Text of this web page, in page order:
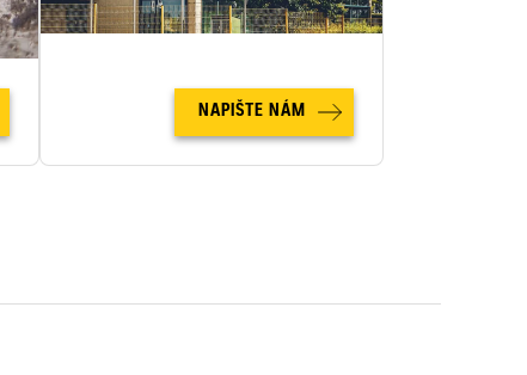
NAPIŠTE NÁM